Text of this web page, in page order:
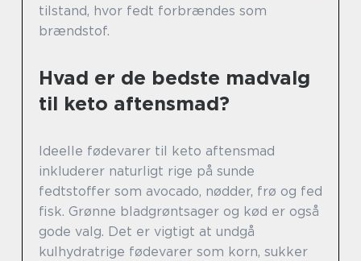
tilstand, hvor fedt forbrændes som
brændstof.
Hvad er de bedste madvalg
til keto aftensmad?
Ideelle fødevarer til keto aftensmad
inkluderer naturligt rige på sunde
fedtstoffer som avocado, nødder, frø og fed
fisk. Grønne bladgrøntsager og kød er også
gode valg. Det er vigtigt at undgå
kulhydratrige fødevarer som korn, sukker